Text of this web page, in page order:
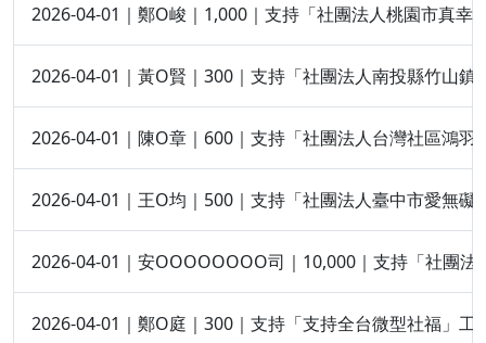
2026-04-01｜鄭O峻｜1,000｜支持「社團法人桃園市真幸
2026-04-01｜黃O賢｜300｜支持「社團法人南投縣竹山鎮
2026-04-01｜陳O章｜600｜支持「社團法人台灣社區鴻羽
2026-04-01｜王O均｜500｜支持「社團法人臺中市愛無礙
2026-04-01｜安OOOOOOOO司｜10,000｜支持「社團法
2026-04-01｜鄭O庭｜300｜支持「支持全台微型社福」工